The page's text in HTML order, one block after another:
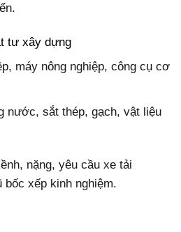
tư xây dựng
máy nông nghiệp, công cụ cơ
nước, sắt thép, gạch, vật liệu
nặng, yêu cầu xe tải
bốc xếp kinh nghiệm.